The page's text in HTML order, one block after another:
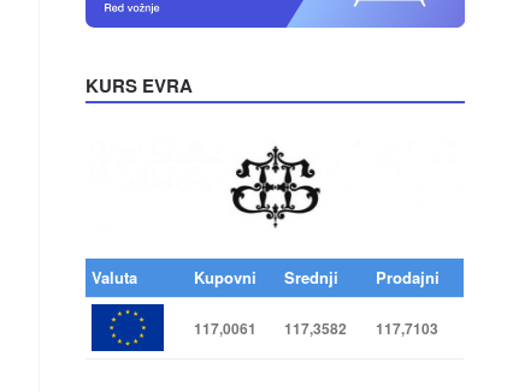
KURS EVRA
Valuta Kupovni Srednji Prodajni
117,0061 117,3582 117,7103